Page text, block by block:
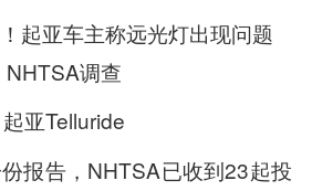
起亚Telluride
告，NHTSA已收到23起投